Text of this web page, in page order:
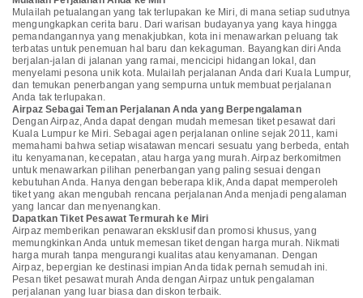
Mulailah petualangan yang tak terlupakan ke Miri, di mana setiap sudutnya
mengungkapkan cerita baru. Dari warisan budayanya yang kaya hingga
pemandangannya yang menakjubkan, kota ini menawarkan peluang tak
terbatas untuk penemuan hal baru dan kekaguman. Bayangkan diri Anda
berjalan-jalan di jalanan yang ramai, mencicipi hidangan lokal, dan
menyelami pesona unik kota. Mulailah perjalanan Anda dari Kuala Lumpur,
dan temukan penerbangan yang sempurna untuk membuat perjalanan
Anda tak terlupakan.
Airpaz Sebagai Teman Perjalanan Anda yang Berpengalaman
Dengan Airpaz, Anda dapat dengan mudah memesan tiket pesawat dari
Kuala Lumpur ke Miri. Sebagai agen perjalanan online sejak 2011, kami
memahami bahwa setiap wisatawan mencari sesuatu yang berbeda, entah
itu kenyamanan, kecepatan, atau harga yang murah. Airpaz berkomitmen
untuk menawarkan pilihan penerbangan yang paling sesuai dengan
kebutuhan Anda. Hanya dengan beberapa klik, Anda dapat memperoleh
tiket yang akan mengubah rencana perjalanan Anda menjadi pengalaman
yang lancar dan menyenangkan.
Dapatkan Tiket Pesawat Termurah ke Miri
Airpaz memberikan penawaran eksklusif dan promosi khusus, yang
memungkinkan Anda untuk memesan tiket dengan harga murah. Nikmati
harga murah tanpa mengurangi kualitas atau kenyamanan. Dengan
Airpaz, bepergian ke destinasi impian Anda tidak pernah semudah ini.
Pesan tiket pesawat murah Anda dengan Airpaz untuk pengalaman
perjalanan yang luar biasa dan diskon terbaik.